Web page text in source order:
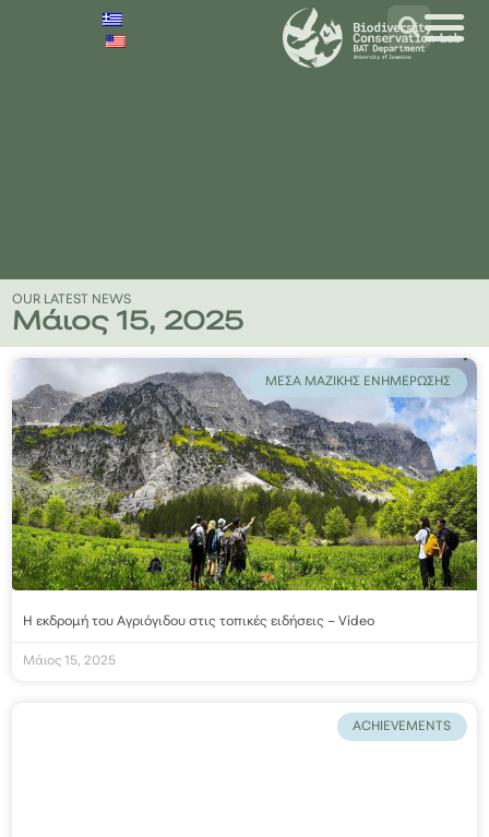
OUR LATEST NEWS
Μάιος 15, 2025
ΜΈΣΑ ΜΑΖΙΚΉΣ ΕΝΗΜΈΡΩΣΗΣ
Η εκδρομή του Αγριόγιδου στις τοπικές ειδήσεις – Video
Μάιος 15, 2025
ACHIEVEMENTS